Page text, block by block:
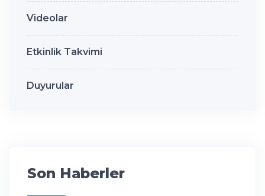
Videolar
Etkinlik Takvimi
Duyurular
Son Haberler